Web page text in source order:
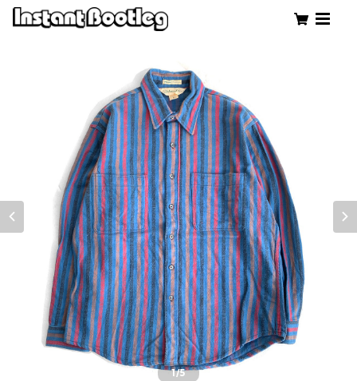
1/5